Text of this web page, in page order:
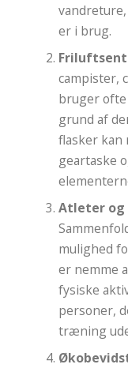
er i brug.
campister,
bruger ofte
grund af
flasker kan
geartaske
Atleter og
mulighed
er nemme
fysiske
personer,
træning